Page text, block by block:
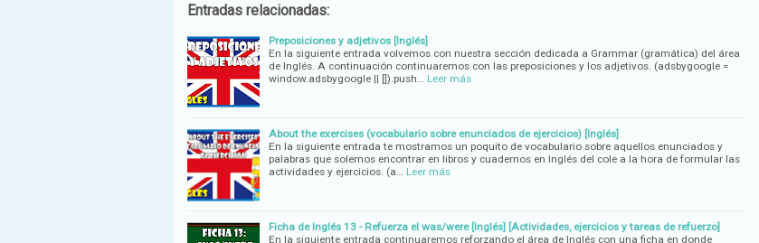
Entradas relacionadas:
Preposiciones y adjetivos [Inglés]
En la siguiente entrada volvemos con nuestra sección dedicada a Grammar (gramática) del área
de Inglés. A continuación continuaremos con las preposiciones y los adjetivos. (adsbygoogle =
window.adsbygoogle || []).push…
Leer más
About the exercises (vocabulario sobre enunciados de ejercicios) [Inglés]
En la siguiente entrada te mostramos un poquito de vocabulario sobre aquellos enunciados y
palabras que solemos encontrar en libros y cuadernos en Inglés del cole a la hora de formular las
actividades y ejercicios. (a…
Leer más
Ficha de Inglés 13 - Refuerza el was/were [Inglés] [Actividades, ejercicios y tareas de refuerzo]
En la siguiente entrada continuaremos reforzando el área de Inglés con una ficha en donde